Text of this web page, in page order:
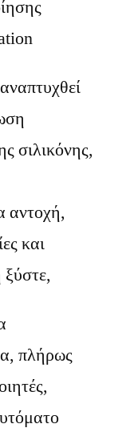
σιλικόνης,
αντοχή,
και
πλήρως